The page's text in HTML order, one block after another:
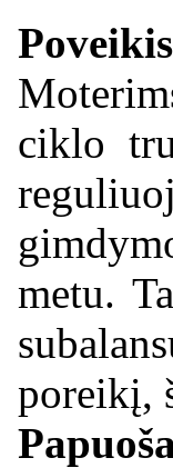
ciklo
metu.
poreikį,